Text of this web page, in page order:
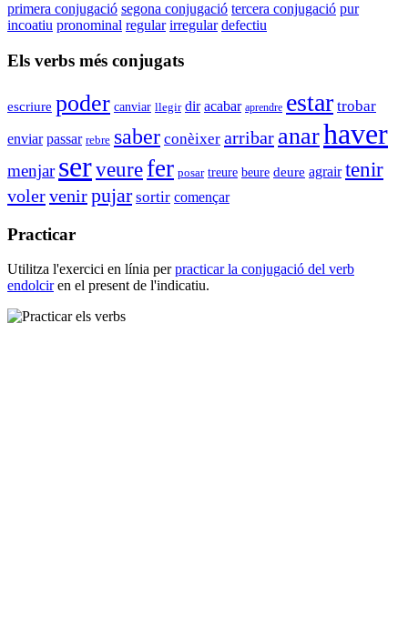
primera conjugació segona conjugació tercera conjugació pur
incoatiu pronominal regular irregular defectiu
Els verbs més conjugats
escriure poder canviar llegir dir acabar aprendre estar trobar
enviar passar rebre saber conèixer arribar anarhaver
menjar serveurefer posar treure beure deure agrair tenir
volervenirpujar sortir començar
Practicar
Utilitza l'exercici en línia perpracticar la conjugació del verb
endolciren el present de l'indicatiu.